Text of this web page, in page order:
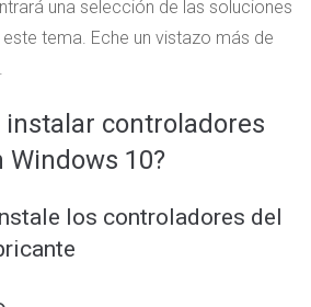
una selección de las soluciones
tema. Eche un vistazo más de
instalar controladores
10?
los controladores del